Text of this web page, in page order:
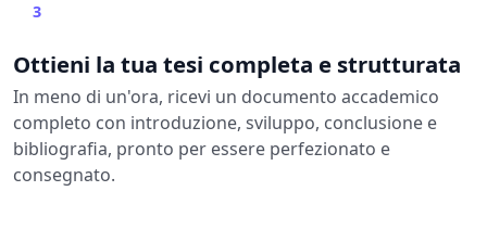
3
Ottieni la tua tesi completa e strutturata
In meno di un'ora, ricevi un documento accademico
completo con introduzione, sviluppo, conclusione e
bibliografia, pronto per essere perfezionato e
consegnato.